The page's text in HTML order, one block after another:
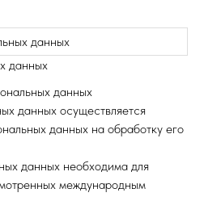
данных
данных
данных
данных осуществляется
данных на обработку его
данных необходима для
международным